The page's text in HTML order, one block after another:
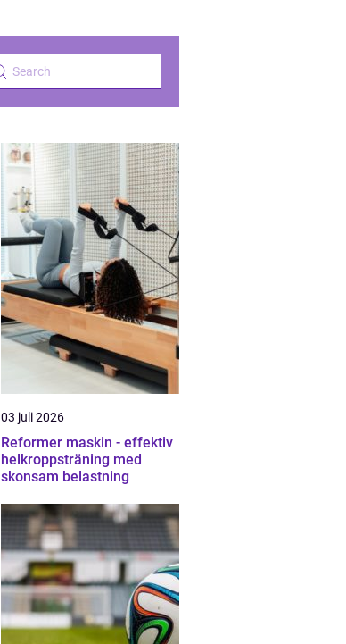
03 juli 2026
Reformer maskin - effektiv
helkroppsträning med
skonsam belastning